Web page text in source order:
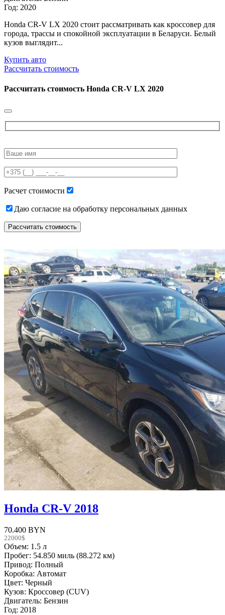
Год: 2020
Honda CR-V LX 2020 стоит рассматривать как кроссовер для
города, трассы и спокойной эксплуатации в Беларуси. Белый
кузов выглядит...
Купить авто
Рассчитать стоимость
Рассчитать стоимость Honda CR-V LX 2020
leave
field
empty.
Расчет стоимости
Даю согласие на обработку персональных данных
Honda CR-V 2018
70.400 BYN
22000$
Объем: 1.5 л
Пробег: 54.850 миль (88.272 км)
Привод: Полный
Коробка: Автомат
Цвет: Черный
Кузов: Кроссовер (CUV)
Двигатель: Бензин
Год: 2018